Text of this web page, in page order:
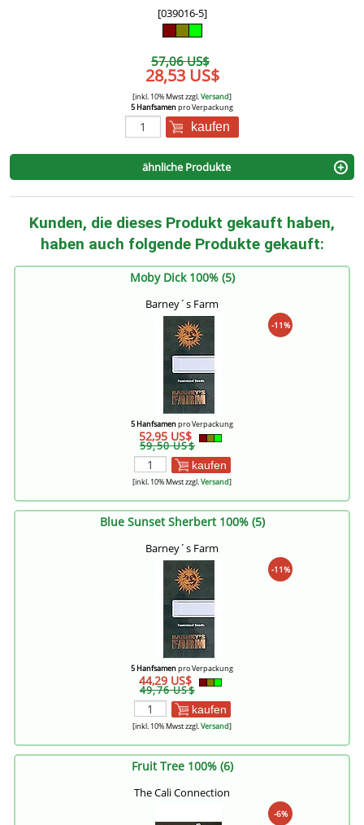
[039016-5]
57,06 US$
28,53 US$
[inkl. 10% Mwst zzgl.Versand]
5 Hanfsamenpro Verpackung
kaufen
ähnliche Produkte
Kunden, die dieses Produkt gekauft haben,
haben auch folgende Produkte gekauft:
Moby Dick 100% (5)
Barney´s Farm
-11%
5 Hanfsamenpro Verpackung
52,95 US$
59,50 US$
kaufen
[inkl. 10% Mwst zzgl.Versand]
Blue Sunset Sherbert 100% (5)
Barney´s Farm
-11%
5 Hanfsamenpro Verpackung
44,29 US$
49,76 US$
kaufen
[inkl. 10% Mwst zzgl.Versand]
Fruit Tree 100% (6)
The Cali Connection
-6%